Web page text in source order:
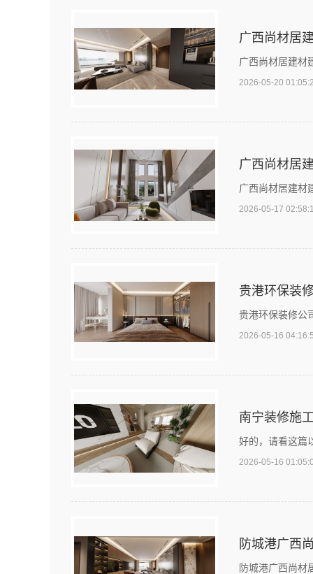
广西尚材居
广西尚材居建材
2026-05-20
广西尚材居
广西尚材居建材
2026-05-17
贵港环保装
贵港环保装修公
2026-05-16
南宁装修施
好的，请看这篇
2026-05-16
防城港广西
防城港广西尚材